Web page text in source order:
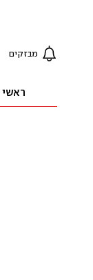
מבזקים
ראשי